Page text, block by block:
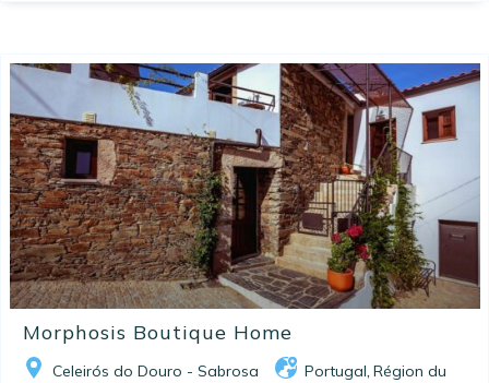
Morphosis Boutique Home
Celeirós do Douro - Sabrosa Portugal, Région du